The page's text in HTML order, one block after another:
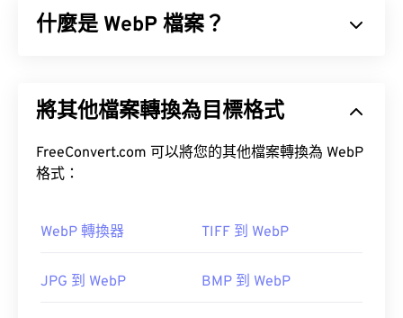
型的一大優勢。
在 Microsoft Windows (Windows) 和 macOS 系統
Lightroom。
Photoshop for Mac
darktable
其他可嘗試的檢視器包括
Zoner Photo Studio
什麼是 WebP 檔案？
圖片比JPEG (JPG)和便攜式網路圖形 (PNG)
檔案小
應用程式上載入速度很快。
開啟 WebP 檔案的預設程式是Google Chrome
將其他檔案轉換為目標格式
FreeConvert.com 可以將您的其他檔案轉換為 WebP
格式：
WebP 轉換器 TIFF 到 WebP
JPG 到 WebP BMP 到 WebP